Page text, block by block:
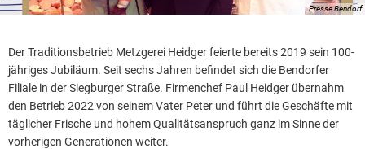
Presse Bendorf
Der Traditionsbetrieb Metzgerei Heidger feierte bereits 2019 sein 100-
jähriges Jubiläum. Seit sechs Jahren befindet sich die Bendorfer
Filiale in der Siegburger Straße. Firmenchef Paul Heidger übernahm
den Betrieb 2022 von seinem Vater Peter und führt die Geschäfte mit
täglicher Frische und hohem Qualitätsanspruch ganz im Sinne der
vorherigen Generationen weiter.